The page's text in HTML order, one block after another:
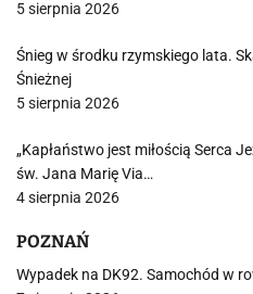
5 sierpnia 2026
Śnieg w środku rzymskiego lata.
Śnieżnej
5 sierpnia 2026
„Kapłaństwo jest miłością Serca
św. Jana Marię Via…
4 sierpnia 2026
POZNAŃ
Wypadek na DK92. Samochód w